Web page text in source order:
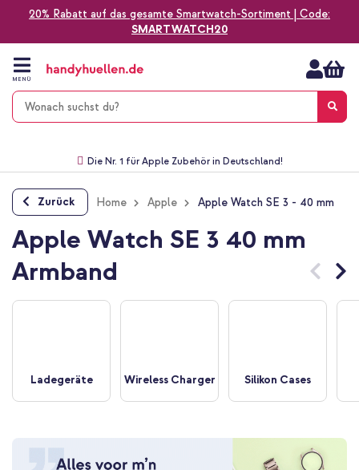
20% Rabatt auf das gesamte Smartwatch-Sortiment | Code:
SMARTWATCH20
Zum
Inhalt
springen
MENÜ
Die Nr. 1 für Apple Zubehör in Deutschland!
Zurück Home Apple Apple Watch SE 3 - 40 mm
Apple Watch SE 3 40 mm
Armband
Ladegeräte Wireless Charger Silikon Cases